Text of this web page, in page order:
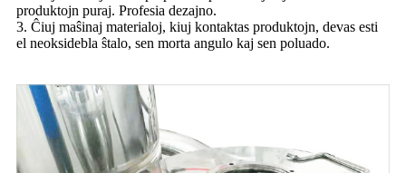
produktojn puraj. Profesia dezajno.
3. Ĉiuj maŝinaj materialoj, kiuj kontaktas produktojn, devas esti
el neoksidebla ŝtalo, sen morta angulo kaj sen poluado.